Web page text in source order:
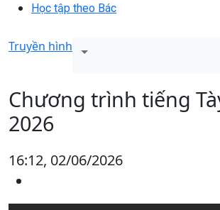
Học tập theo Bác
Truyền hình
Chương trình tiếng
2026
16:12, 02/06/2026